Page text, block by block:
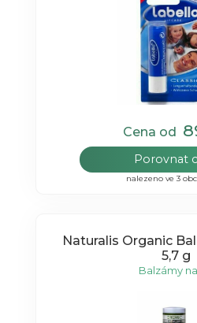
Cena od
Porovnat
nalezeno ve 3
Naturalis Organic
5,7 g
Balzámy